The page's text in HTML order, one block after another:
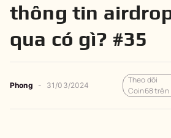
thông tin
qua có gì? #35
Phong - 31/03/2024
Theo dõi
Coin68 trên